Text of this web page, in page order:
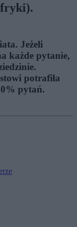
Jeżeli
każde pytanie,
potrafiła
pytań.